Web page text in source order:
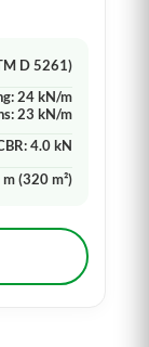
D 5261)
24 kN/m
23 kN/m
4.0 kN
(320 m²)